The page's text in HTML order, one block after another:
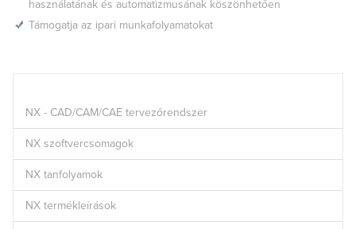
NX - CAD/CAM/CAE tervezőrendszer
NX szoftvercsomagok
NX tanfolyamok
NX termékleírások
használatának és automatizmusának köszönhetően
Támogatja az ipari munkafolyamatokat